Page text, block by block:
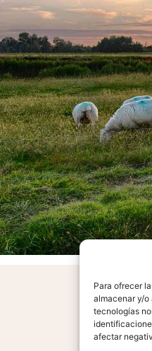
Para ofrecer
almacenar y/o
tecnologías
afectar